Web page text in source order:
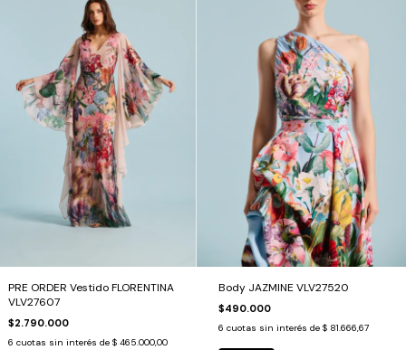
PRE ORDER Vestido FLORENTINA
VLV27607
$2.790.000
6 cuotas sin interés de $ 465.000,00
Body JAZMINE VLV27520
$490.000
6 cuotas sin interés de $ 81.666,67